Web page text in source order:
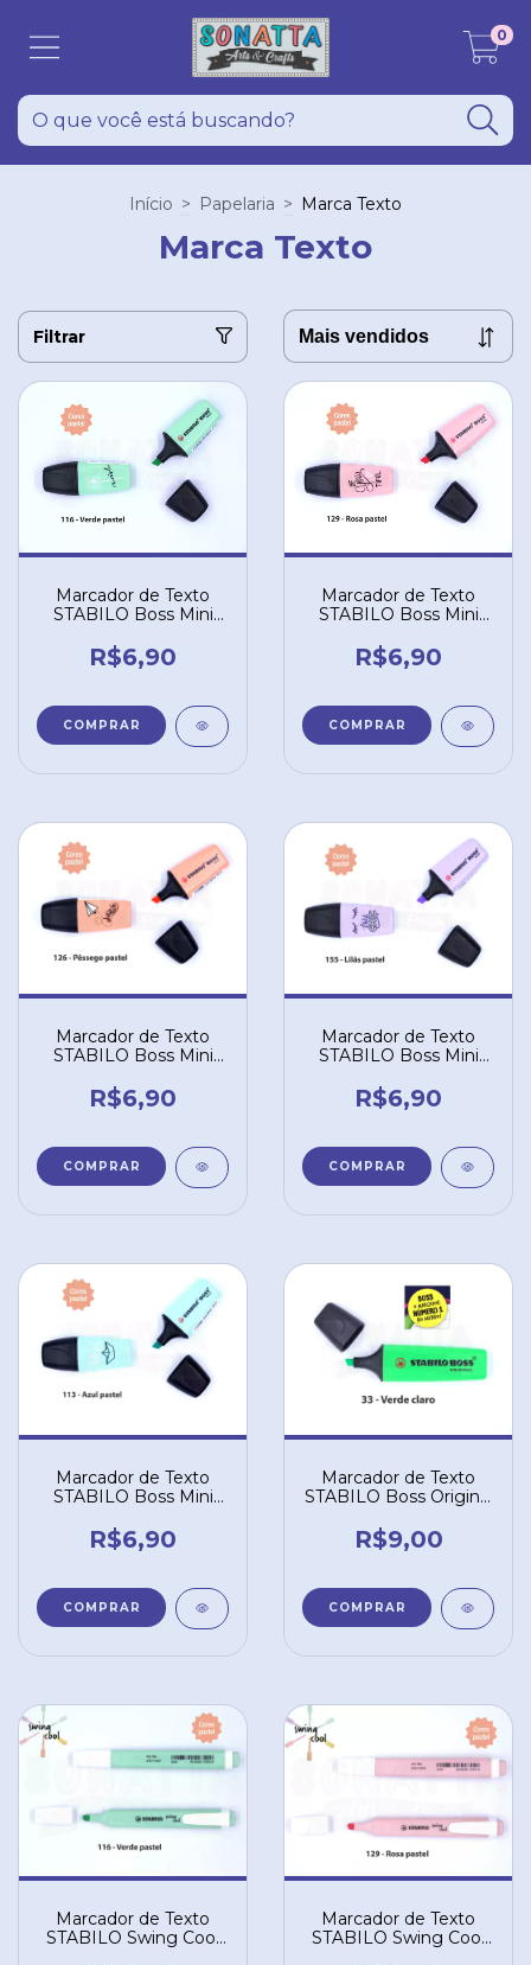
0
Início > Papelaria > Marca Texto
Marca Texto
Filtrar
Marcador de Texto
STABILO Boss Mini
Pastel 116
R$6,90
Marcador de Texto
STABILO Boss Mini
Pastel 129
R$6,90
Marcador de Texto
STABILO Boss Mini
Pastel 126
R$6,90
Marcador de Texto
STABILO Boss Mini
Pastel 155
R$6,90
Marcador de Texto
STABILO Boss Mini
Pastel 113
R$6,90
Marcador de Texto
STABILO Boss Original
R$9,00
Marcador de Texto
STABILO Swing Cool
Marcador de Texto
STABILO Swing Cool